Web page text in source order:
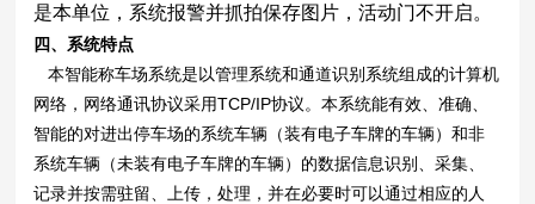
是本单位，系统报警并抓拍保存图片，活动门不开启。
四、系统特点
本智能称车场系统是以管理系统和通道识别系统组成的计算机
网络，网络通讯协议采用TCP/IP协议。本系统能有效、准确、
智能的对进出停车场的系统车辆（装有电子车牌的车辆）和非
系统车辆（未装有电子车牌的车辆）的数据信息识别、采集、
记录并按需驻留、上传，处理，并在必要时可以通过相应的人